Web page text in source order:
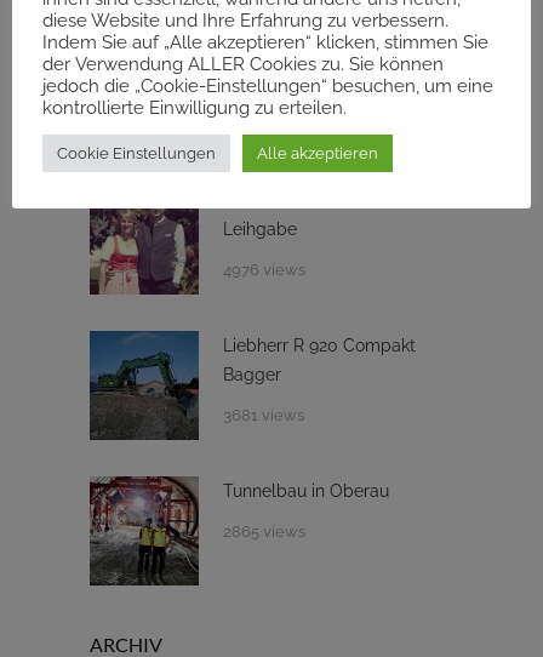
15. November 2025
MEIST GELESEN
Leihgabe
4976 views
Liebherr R 920 Compakt
Bagger
3681 views
Tunnelbau in Oberau
2865 views
ARCHIV
diese Website und Ihre Erfahrung zu verbessern.
Indem Sie auf „Alle akzeptieren“ klicken, stimmen Sie
der Verwendung ALLER Cookies zu. Sie können
jedoch die „Cookie-Einstellungen“ besuchen, um eine
kontrollierte Einwilligung zu erteilen.
Cookie Einstellungen Alle akzeptieren